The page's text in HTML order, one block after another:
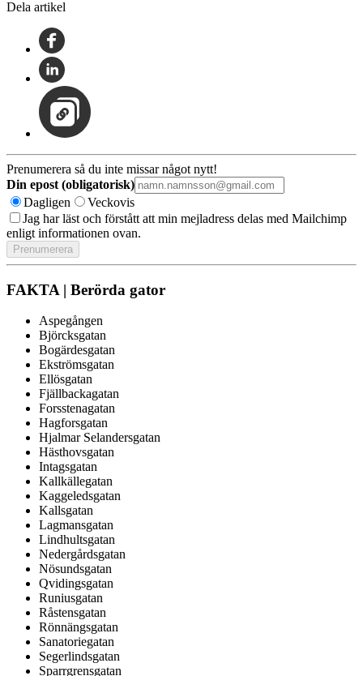
Dela artikel
Prenumerera så du inte missar något nytt!
Din epost (obligatorisk)
Dagligen
Veckovis
Jag har läst och förstått att min mejladress delas med Mailchimp
enligt informationen ovan.
FAKTA | Berörda gator
Aspegången
Björcksgatan
Bogärdesgatan
Ekströmsgatan
Ellösgatan
Fjällbackagatan
Forsstenagatan
Hagforsgatan
Hjalmar Selandersgatan
Hästhovsgatan
Intagsgatan
Kallkällegatan
Kaggeledsgatan
Kallsgatan
Lagmansgatan
Lindhultsgatan
Nedergårdsgatan
Nösundsgatan
Qvidingsgatan
Runiusgatan
Råstensgatan
Rönnängsgatan
Sanatoriegatan
Segerlindsgatan
Sparrgrensgatan